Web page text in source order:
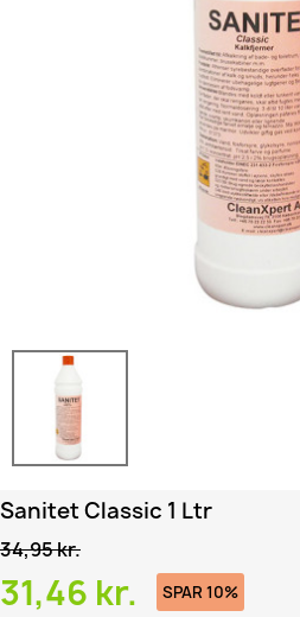
Sanitet Classic 1 Ltr
34,95 kr.
31,46 kr. SPAR 10%